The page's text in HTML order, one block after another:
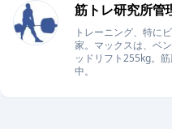
筋トレ研究所管
トレーニング、特に
家。マックスは、ベ
ッドリフト255kg。
中。